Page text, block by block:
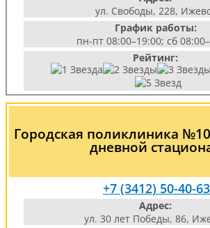
ул. Свободы, 228,
График работы:
пн-пт 08:00–19:00; сб
Рейтинг:
Городская поликлиника
дневной
+7 (3412) 50-40-63
Адрес:
ул. 30 лет Победы, 86,